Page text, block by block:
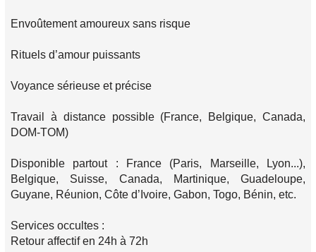
Envoûtement amoureux sans risque
Rituels d’amour puissants
Voyance sérieuse et précise
Travail à distance possible (France, Belgique, Canada,
DOM-TOM)
Disponible partout : France (Paris, Marseille, Lyon...),
Belgique, Suisse, Canada, Martinique, Guadeloupe,
Guyane, Réunion, Côte d’Ivoire, Gabon, Togo, Bénin, etc.
Services occultes :
Retour affectif en 24h à 72h